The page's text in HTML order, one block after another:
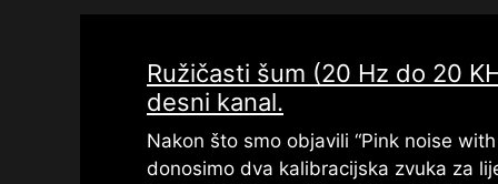
Ružičasti šum (20 Hz do 20
desni kanal.
Nakon što smo objavili “Pink noise
donosimo dva kalibracijska zvuka za